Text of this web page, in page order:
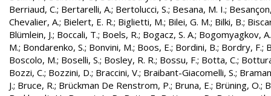
Berriaud, C.; Bertarelli, A.; Bertolucci, S.; Besana, M. I.;
Chevalier, A.; Bielert, E. R.; Biglietti, M.; Bilei, G. M.; Bilki, B.;
Blümlein, J.; Boccali, T.; Boels, R.; Bogacz, S. A.; Bogomyagkov, A.
M.; Bondarenko, S.; Bonvini, M.; Boos, E.; Bordini, B.; Bordry, F.;
Boscolo, M.; Boselli, S.; Bosley, R. R.; Bossu, F.; Botta, C.;
Bozzi, C.; Bozzini, D.; Braccini, V.; Braibant-Giacomelli, S.;
J.; Bruce, R.; Brückman De Renstrom, P.; Bruna, E.; Brüning, O.;